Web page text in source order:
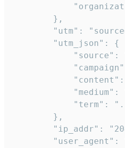
        },
"utm":
        "utm_json": {
"source":
"medium":
"term":
        },
"ip_addr":
"user_agent":